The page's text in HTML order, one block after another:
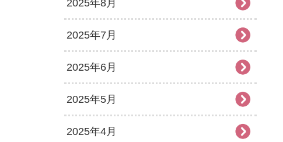
2025年8月
2025年7月
2025年6月
2025年5月
2025年4月